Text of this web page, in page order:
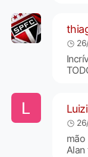
mão
Alan